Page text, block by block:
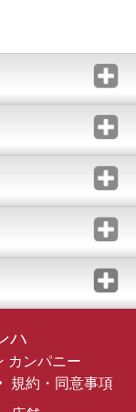
ハ
カンパニー
規約・同意事項